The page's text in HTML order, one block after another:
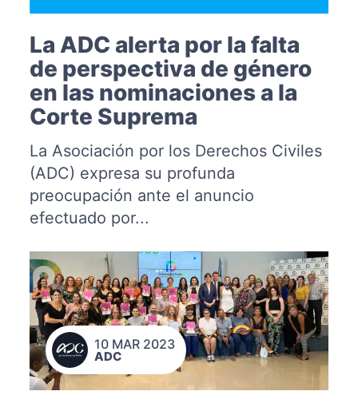
La ADC alerta por la falta
de perspectiva de género
en las nominaciones a la
Corte Suprema
La Asociación por los Derechos Civiles
(ADC) expresa su profunda
preocupación ante el anuncio
efectuado por...
10 MAR 2023
ADC